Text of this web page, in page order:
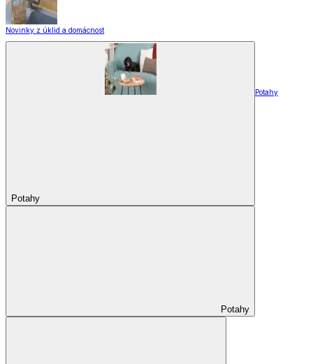
Novinky z úklid a domácnost
Potahy
Potahy
Potahy